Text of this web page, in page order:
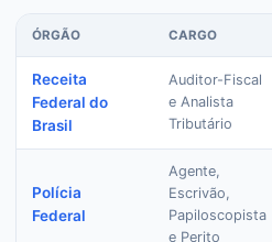
ÓRGÃO CARGO
Receita
Federal do
Brasil
Auditor-Fiscal
e Analista
Tributário
Polícia
Federal
Agente,
Escrivão,
Papiloscopista
e Perito